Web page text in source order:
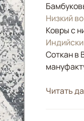
Низкий
Ковры с
Соткан в
Стиль
Читать